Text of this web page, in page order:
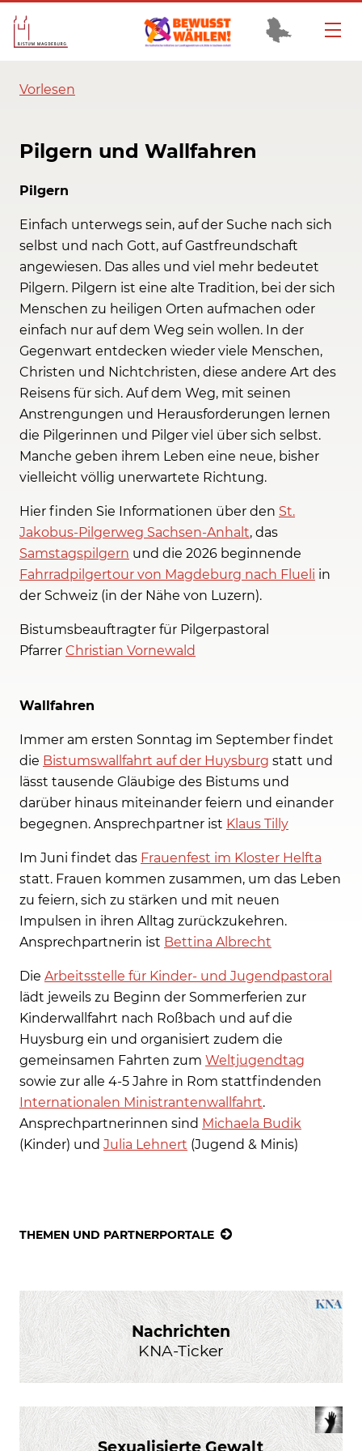
Vorlesen
Pilgern und Wallfahren
Pilgern
Einfach unterwegs sein, auf der Suche nach sich
selbst und nach Gott, auf Gastfreundschaft
angewiesen. Das alles und viel mehr bedeutet
Pilgern. Pilgern ist eine alte Tradition, bei der sich
Menschen zu heiligen Orten aufmachen oder
einfach nur auf dem Weg sein wollen. In der
Gegenwart entdecken wieder viele Menschen,
Christen und Nichtchristen, diese andere Art des
Reisens für sich. Auf dem Weg, mit seinen
Anstrengungen und Herausforderungen lernen
die Pilgerinnen und Pilger viel über sich selbst.
Manche geben ihrem Leben eine neue, bisher
vielleicht völlig unerwartete Richtung.
Hier finden Sie Informationen über den St.
Jakobus-Pilgerweg Sachsen-Anhalt, das
Samstagspilgern und die 2026 beginnende
Fahrradpilgertour von Magdeburg nach Flueli in
der Schweiz (in der Nähe von Luzern).
Bistumsbeauftragter für Pilgerpastoral
Pfarrer Christian Vornewald
Wallfahren
Immer am ersten Sonntag im September findet
die Bistumswallfahrt auf der Huysburg statt und
lässt tausende Gläubige des Bistums und
darüber hinaus miteinander feiern und einander
begegnen. Ansprechpartner ist Klaus Tilly
Im Juni findet das Frauenfest im Kloster Helfta
statt. Frauen kommen zusammen, um das Leben
zu feiern, sich zu stärken und mit neuen
Impulsen in ihren Alltag zurückzukehren.
Ansprechpartnerin ist Bettina Albrecht
Die Arbeitsstelle für Kinder- und Jugendpastoral
lädt jeweils zu Beginn der Sommerferien zur
Kinderwallfahrt nach Roßbach und auf die
Huysburg ein und organisiert zudem die
gemeinsamen Fahrten zum Weltjugendtag
sowie zur alle 4-5 Jahre in Rom stattfindenden
Internationalen Ministrantenwallfahrt.
Ansprechpartnerinnen sind Michaela Budik
(Kinder) und Julia Lehnert (Jugend & Minis)
THEMEN UND PARTNERPORTALE
Nachrichten
KNA-Ticker
Sexualisierte Gewalt